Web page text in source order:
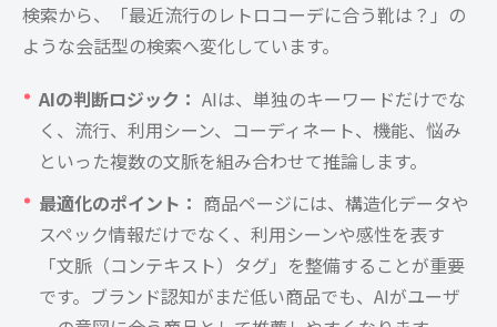
検索から、「最近流行のレトロコーデに合う靴は？」の
ような会話型の検索へ変化しています。
AIの判断ロジック： AIは、単独のキーワードだけでな
く、流行、利用シーン、コーディネート、機能、悩み
といった複数の文脈を組み合わせて推論します。
最適化のポイント： 商品ページには、構造化データや
スペック情報だけでなく、利用シーンや感性を表す
「文脈（コンテキスト）タグ」を整備することが重要
です。ブランド認知がまだ低い商品でも、AIがユーザ